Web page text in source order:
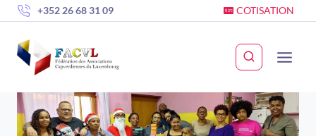
Skip
to
content
+352 26 68 31 09 COTISATION